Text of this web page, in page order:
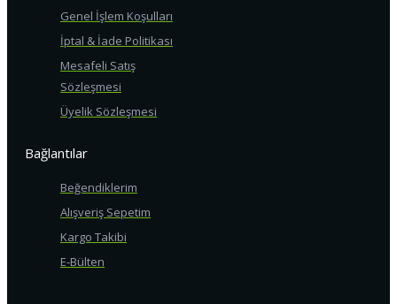
Genel İşlem Koşulları
İptal & İade Politikası
Mesafeli Satış
Sözleşmesi
Üyelik Sözleşmesi
Bağlantılar
Beğendiklerim
Alışveriş Sepetim
Kargo Takibi
E-Bülten